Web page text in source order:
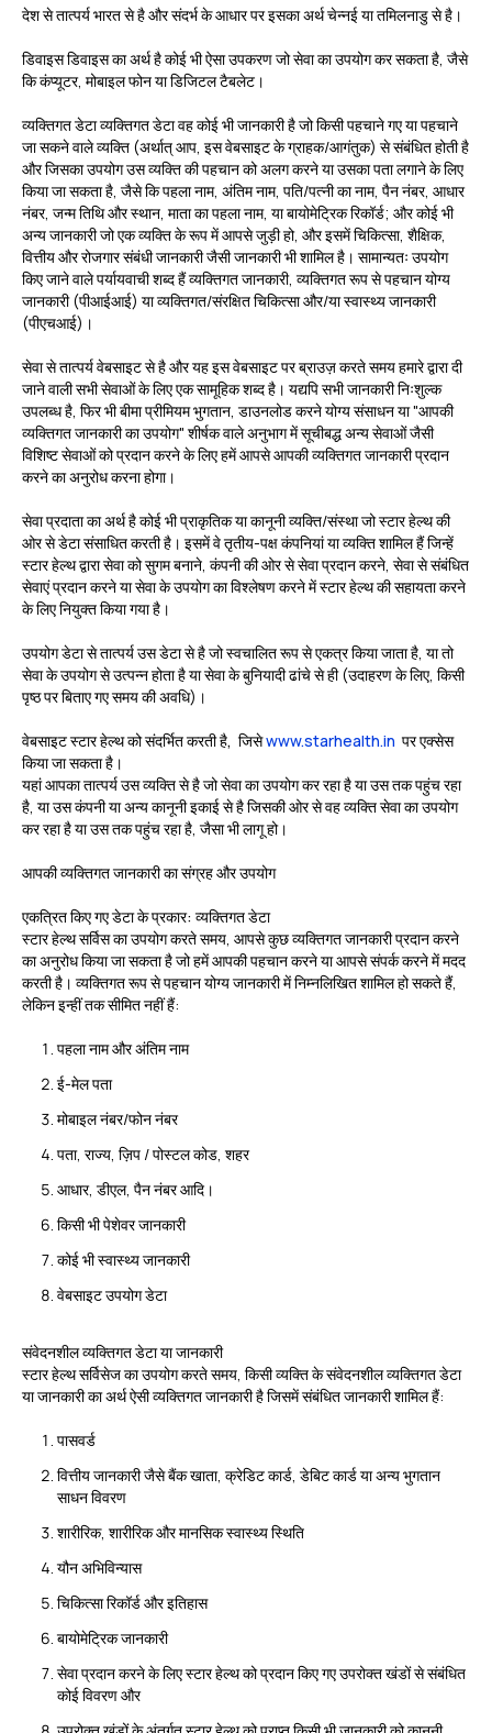
देशसे तात्पर्य भारत से है और संदर्भ के आधार पर इसका अर्थ चेन्नई या तमिलनाडु से है।
डिवाइसडिवाइस का अर्थ है कोई भी ऐसा उपकरण जो सेवा का उपयोग कर सकता है, जैसे
कि कंप्यूटर, मोबाइल फोन या डिजिटल टैबलेट।
व्यक्तिगत डेटाव्यक्तिगत डेटा वह कोई भी जानकारी है जो किसी पहचाने गए या पहचाने
जा सकने वाले व्यक्ति (अर्थात् आप, इस वेबसाइट के ग्राहक/आगंतुक) से संबंधित होती है
और जिसका उपयोग उस व्यक्ति की पहचान को अलग करने या उसका पता लगाने के लिए
किया जा सकता है, जैसे कि पहला नाम, अंतिम नाम, पति/पत्नी का नाम, पैन नंबर, आधार
नंबर, जन्म तिथि और स्थान, माता का पहला नाम, या बायोमेट्रिक रिकॉर्ड; और कोई भी
अन्य जानकारी जो एक व्यक्ति के रूप में आपसे जुड़ी हो, और इसमें चिकित्सा, शैक्षिक,
वित्तीय और रोजगार संबंधी जानकारी जैसी जानकारी भी शामिल है। सामान्यतः उपयोग
किए जाने वाले पर्यायवाची शब्द हैं व्यक्तिगत जानकारी, व्यक्तिगत रूप से पहचान योग्य
जानकारी (पीआईआई) या व्यक्तिगत/संरक्षित चिकित्सा और/या स्वास्थ्य जानकारी
(पीएचआई)।
सेवासे तात्पर्य वेबसाइट से है और यह इस वेबसाइट पर ब्राउज़ करते समय हमारे द्वारा दी
जाने वाली सभी सेवाओं के लिए एक सामूहिक शब्द है। यद्यपि सभी जानकारी निःशुल्क
उपलब्ध है, फिर भी बीमा प्रीमियम भुगतान, डाउनलोड करने योग्य संसाधन या "आपकी
व्यक्तिगत जानकारी का उपयोग" शीर्षक वाले अनुभाग में सूचीबद्ध अन्य सेवाओं जैसी
विशिष्ट सेवाओं को प्रदान करने के लिए हमें आपसे आपकी व्यक्तिगत जानकारी प्रदान
करने का अनुरोध करना होगा।
सेवा प्रदाताका अर्थ है कोई भी प्राकृतिक या कानूनी व्यक्ति/संस्था जो स्टार हेल्थ की
ओर से डेटा संसाधित करती है। इसमें वे तृतीय-पक्ष कंपनियां या व्यक्ति शामिल हैं जिन्हें
स्टार हेल्थ द्वारा सेवा को सुगम बनाने, कंपनी की ओर से सेवा प्रदान करने, सेवा से संबंधित
सेवाएं प्रदान करने या सेवा के उपयोग का विश्लेषण करने में स्टार हेल्थ की सहायता करने
के लिए नियुक्त किया गया है।
उपयोग डेटासे तात्पर्य उस डेटा से है जो स्वचालित रूप से एकत्र किया जाता है, या तो
सेवा के उपयोग से उत्पन्न होता है या सेवा के बुनियादी ढांचे से ही (उदाहरण के लिए, किसी
पृष्ठ पर बिताए गए समय की अवधि)।
वेबसाइट स्टार हेल्थ को संदर्भित करती है, जिसेwww.starhealth.in पर एक्सेस
किया जा सकता है।
यहांआपकातात्पर्य उस व्यक्ति से है जो सेवा का उपयोग कर रहा है या उस तक पहुंच रहा
है, या उस कंपनी या अन्य कानूनी इकाई से है जिसकी ओर से वह व्यक्ति सेवा का उपयोग
कर रहा है या उस तक पहुंच रहा है, जैसा भी लागू हो।
आपकी व्यक्तिगत जानकारी का संग्रह और उपयोग
एकत्रित किए गए डेटा के प्रकार: व्यक्तिगत डेटा
स्टार हेल्थ सर्विस का उपयोग करते समय, आपसे कुछ व्यक्तिगत जानकारी प्रदान करने
का अनुरोध किया जा सकता है जो हमें आपकी पहचान करने या आपसे संपर्क करने में मदद
करती है। व्यक्तिगत रूप से पहचान योग्य जानकारी में निम्नलिखित शामिल हो सकते हैं,
लेकिन इन्हीं तक सीमित नहीं हैं:
पहला नाम और अंतिम नाम
ई-मेल पता
मोबाइल नंबर/फोन नंबर
पता, राज्य, ज़िप / पोस्टल कोड, शहर
आधार, डीएल, पैन नंबर आदि।
किसी भी पेशेवर जानकारी
कोई भी स्वास्थ्य जानकारी
वेबसाइट उपयोग डेटा
संवेदनशील व्यक्तिगत डेटा या जानकारी
स्टार हेल्थ सर्विसेज का उपयोग करते समय, किसी व्यक्ति के संवेदनशील व्यक्तिगत डेटा
या जानकारी का अर्थ ऐसी व्यक्तिगत जानकारी है जिसमें संबंधित जानकारी शामिल हैं:
पासवर्ड
वित्तीय जानकारी जैसे बैंक खाता, क्रेडिट कार्ड, डेबिट कार्ड या अन्य भुगतान
साधन विवरण
शारीरिक, शारीरिक और मानसिक स्वास्थ्य स्थिति
यौन अभिविन्यास
चिकित्सा रिकॉर्ड और इतिहास
बायोमेट्रिक जानकारी
सेवा प्रदान करने के लिए स्टार हेल्थ को प्रदान किए गए उपरोक्त खंडों से संबंधित
कोई विवरण और